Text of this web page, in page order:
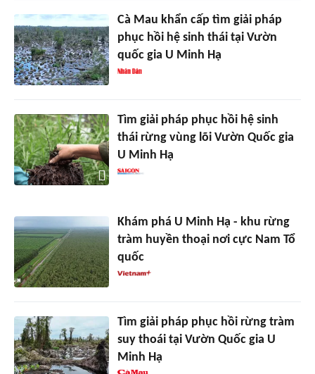
Cà Mau khẩn cấp tìm giải pháp
phục hồi hệ sinh thái tại Vườn
quốc gia U Minh Hạ
Tìm giải pháp phục hồi hệ sinh
thái rừng vùng lõi Vườn Quốc gia
U Minh Hạ
Khám phá U Minh Hạ - khu rừng
tràm huyền thoại nơi cực Nam Tổ
quốc
Tìm giải pháp phục hồi rừng tràm
suy thoái tại Vườn Quốc gia U
Minh Hạ